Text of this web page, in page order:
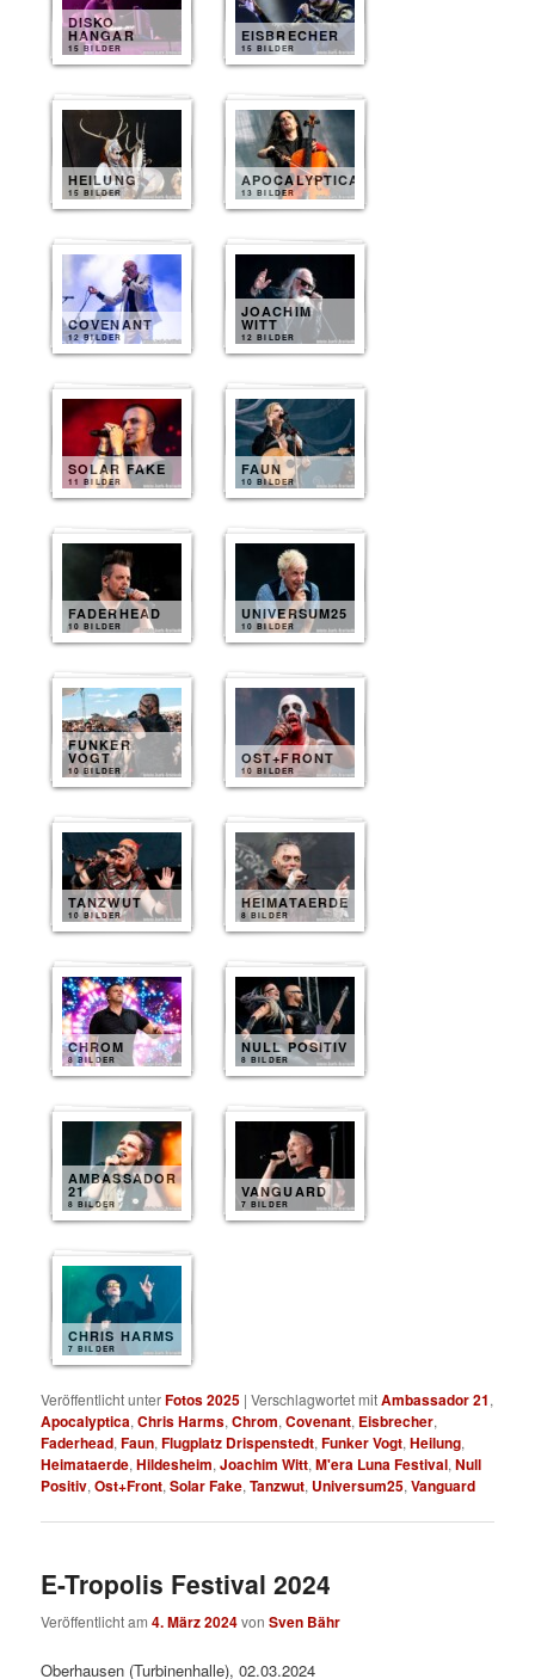
DISKO
HANGAR
15 BILDER
EISBRECHER
15 BILDER
HEILUNG
15 BILDER
APOCALYPTICA
13 BILDER
COVENANT
12 BILDER
JOACHIM
WITT
12 BILDER
SOLAR FAKE
11 BILDER
FAUN
10 BILDER
FADERHEAD
10 BILDER
UNIVERSUM25
10 BILDER
FUNKER
VOGT
10 BILDER
OST+FRONT
10 BILDER
TANZWUT
10 BILDER
HEIMATAERDE
8 BILDER
CHROM
8 BILDER
NULL POSITIV
8 BILDER
AMBASSADOR
21
8 BILDER
VANGUARD
7 BILDER
CHRIS HARMS
7 BILDER
Veröffentlicht unterFotos 2025 |Verschlagwortet mitAmbassador 21,
Apocalyptica,Chris Harms,Chrom,Covenant, Eisbrecher,
Faderhead,Faun,Flugplatz Drispenstedt,Funker Vogt,Heilung,
Heimataerde,Hildesheim,Joachim Witt,M'era Luna Festival,Null
Positiv,Ost+Front,Solar Fake,Tanzwut, Universum25,Vanguard
E-Tropolis Festival 2024
Veröffentlicht am4. März 2024vonSven Bähr
Oberhausen (Turbinenhalle), 02.03.2024